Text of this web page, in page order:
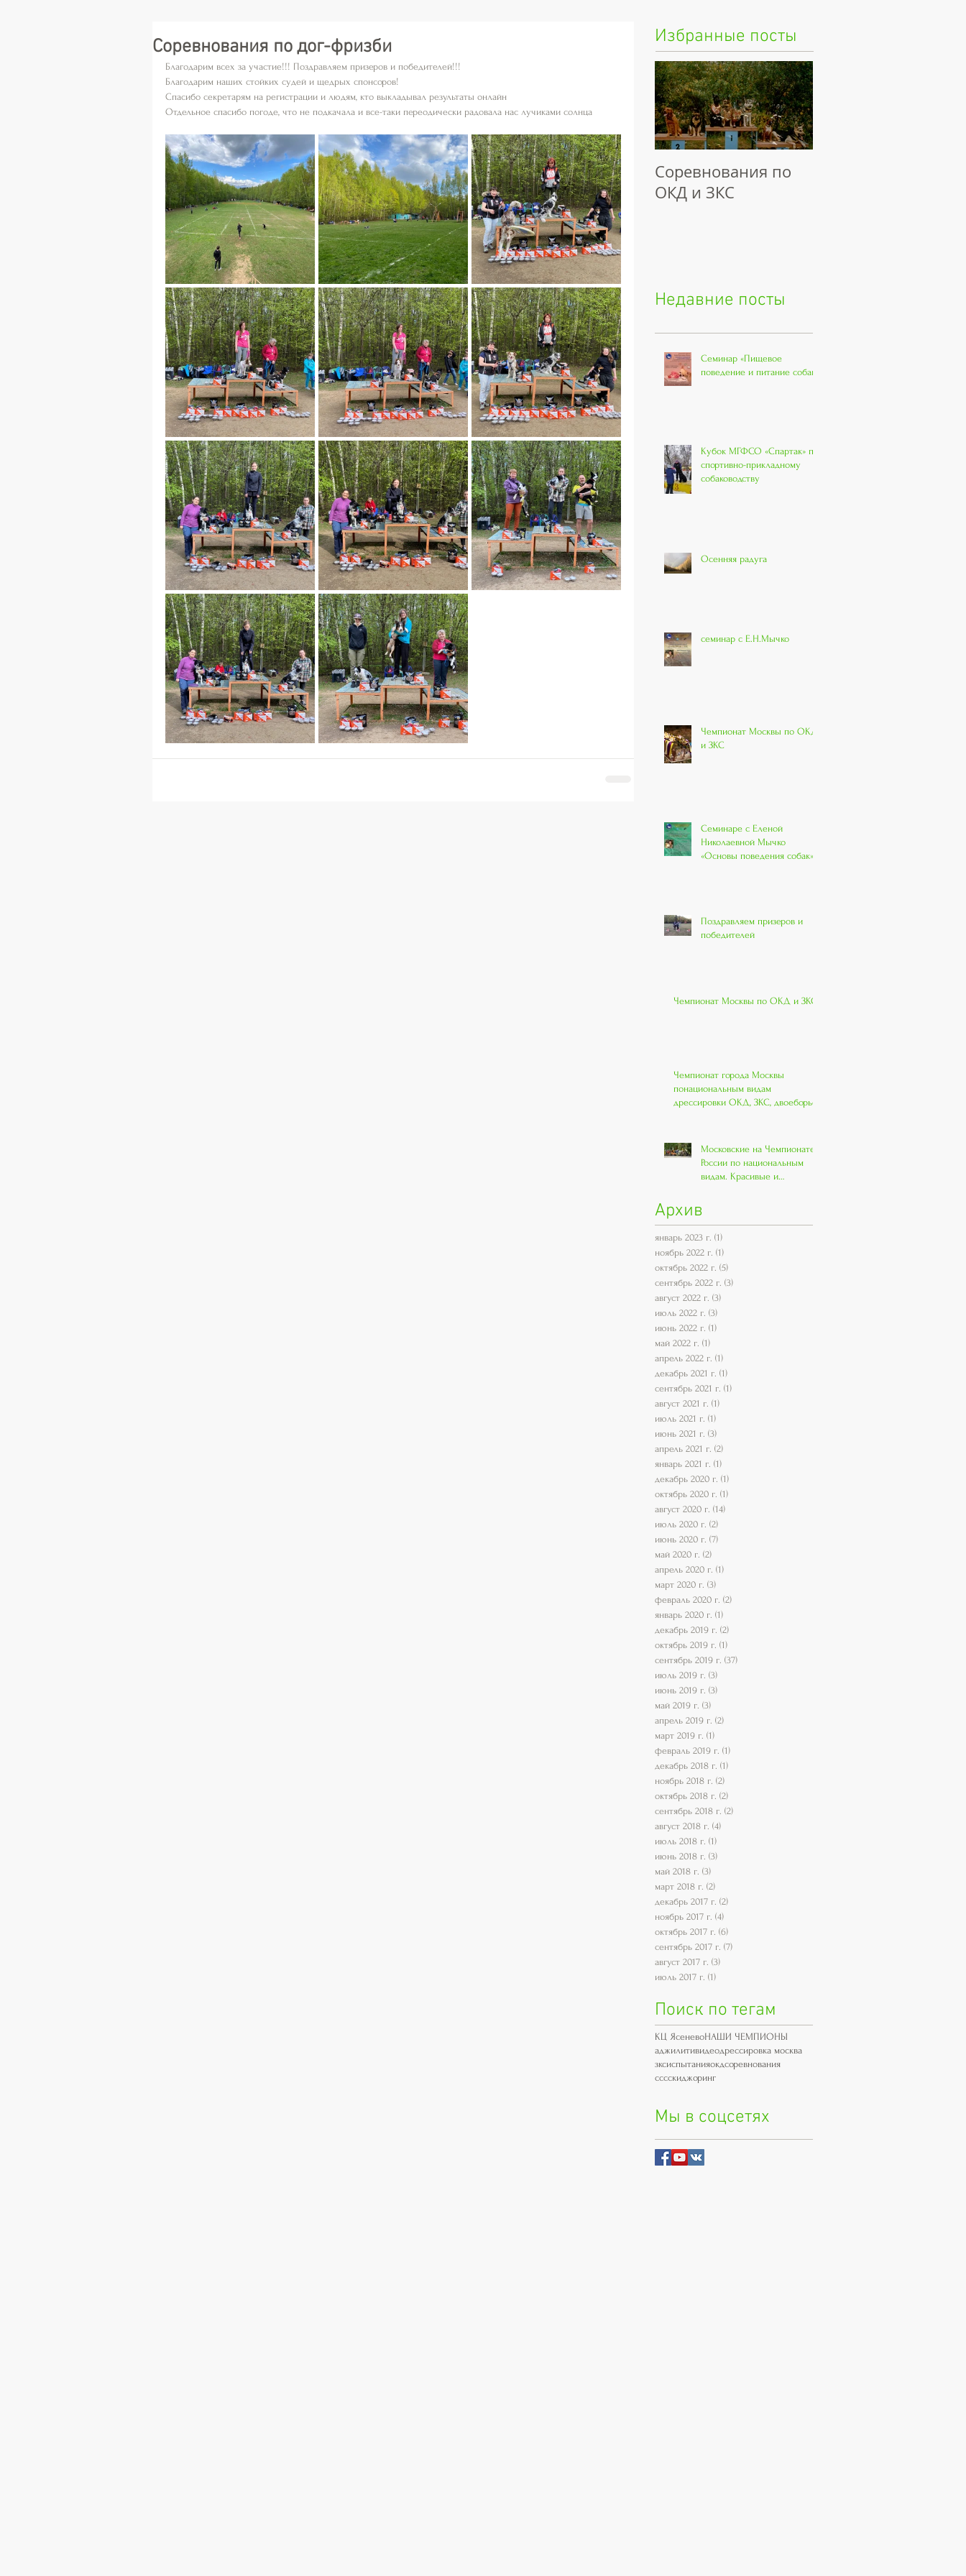
Соревнования по дог-фризби
Благодарим всех за участие!!! Поздравляем призеров и победителей!!!
Благодарим наших стойких судей и щедрых спонсоров!
Спасибо секретарям на регистрации и людям, кто выкладывал результаты онлайн
Отдельное спасибо погоде, что не подкачала и все-таки переодически радовала нас лучиками солнца
Избранные посты
Соревнования по
ОКД и ЗКС
Недавние посты
Семинар «Пищевое
поведение и питание собак»
Кубок МГФСО «Спартак» по
спортивно-прикладному
собаководству
Осенняя радуга
семинар с Е.Н.Мычко
Чемпионат Москвы по ОКД
и ЗКС
Семинаре с Еленой
Николаевной Мычко
«Основы поведения собак»
Поздравляем призеров и
победителей
Чемпионат Москвы по ОКД и ЗКС
Чемпионат города Москвы
понациональным видам
дрессировки ОКД, ЗКС, двоеборье.
Московские на Чемпионате
России по национальным
видам. Красивые и
Архив
январь 2023 г. (1)
ноябрь 2022 г. (1)
октябрь 2022 г. (5)
сентябрь 2022 г. (3)
август 2022 г. (3)
июль 2022 г. (3)
июнь 2022 г. (1)
май 2022 г. (1)
апрель 2022 г. (1)
декабрь 2021 г. (1)
сентябрь 2021 г. (1)
август 2021 г. (1)
июль 2021 г. (1)
июнь 2021 г. (3)
апрель 2021 г. (2)
январь 2021 г. (1)
декабрь 2020 г. (1)
октябрь 2020 г. (1)
август 2020 г. (14)
июль 2020 г. (2)
июнь 2020 г. (7)
май 2020 г. (2)
апрель 2020 г. (1)
март 2020 г. (3)
февраль 2020 г. (2)
январь 2020 г. (1)
декабрь 2019 г. (2)
октябрь 2019 г. (1)
сентябрь 2019 г. (37)
июль 2019 г. (3)
июнь 2019 г. (3)
май 2019 г. (3)
апрель 2019 г. (2)
март 2019 г. (1)
февраль 2019 г. (1)
декабрь 2018 г. (1)
ноябрь 2018 г. (2)
октябрь 2018 г. (2)
сентябрь 2018 г. (2)
август 2018 г. (4)
июль 2018 г. (1)
июнь 2018 г. (3)
май 2018 г. (3)
март 2018 г. (2)
декабрь 2017 г. (2)
ноябрь 2017 г. (4)
октябрь 2017 г. (6)
сентябрь 2017 г. (7)
август 2017 г. (3)
июль 2017 г. (1)
Поиск по тегам
КЦ ЯсеневоНАШИ ЧЕМПИОНЫ
аджилитивидеодрессировка москва
зксиспытанияокдсоревнования
сссскиджоринг
Мы в соцсетях